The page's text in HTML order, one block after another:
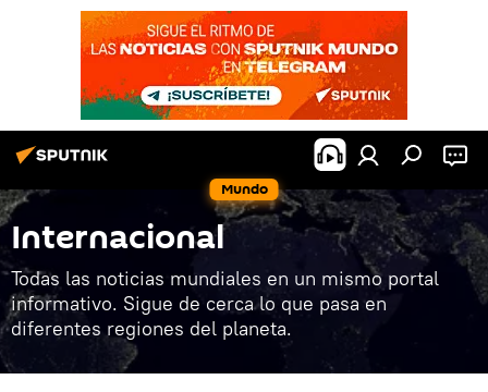
Mundo
Internacional
Todas las noticias mundiales en un mismo portal
informativo. Sigue de cerca lo que pasa en
diferentes regiones del planeta.